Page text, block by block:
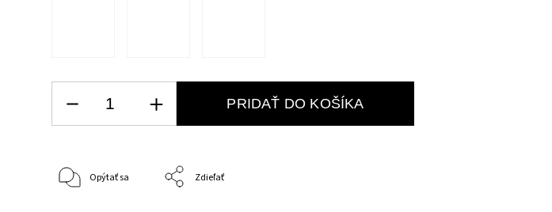
PRIDAŤ DO KOŠÍKA
Opýtať sa Zdieľať